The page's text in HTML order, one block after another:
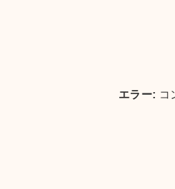
エラー: コ